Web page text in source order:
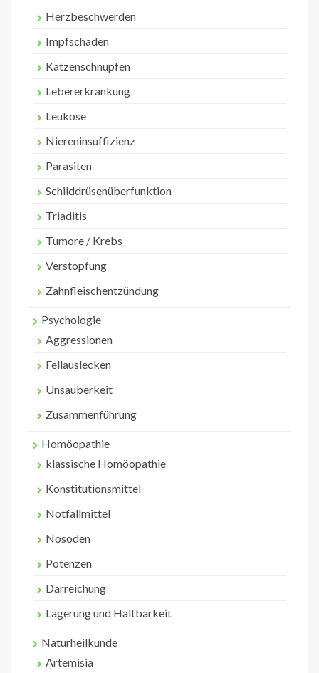
Herzbeschwerden
Impfschaden
Katzenschnupfen
Lebererkrankung
Leukose
Niereninsuffizienz
Parasiten
Schilddrüsenüberfunktion
Triaditis
Tumore / Krebs
Verstopfung
Zahnfleischentzündung
Psychologie
Aggressionen
Fellauslecken
Unsauberkeit
Zusammenführung
Homöopathie
klassische Homöopathie
Konstitutionsmittel
Notfallmittel
Nosoden
Potenzen
Darreichung
Lagerung und Haltbarkeit
Naturheilkunde
Artemisia